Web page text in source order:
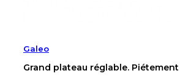
Galeo
Grand plateau réglable.